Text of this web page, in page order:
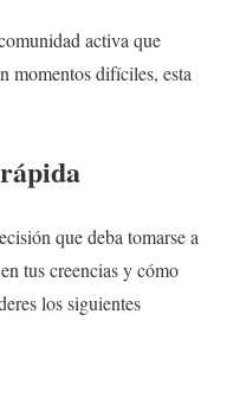
activa que
momentos difíciles, esta
que deba tomarse a
tus creencias y cómo
los siguientes